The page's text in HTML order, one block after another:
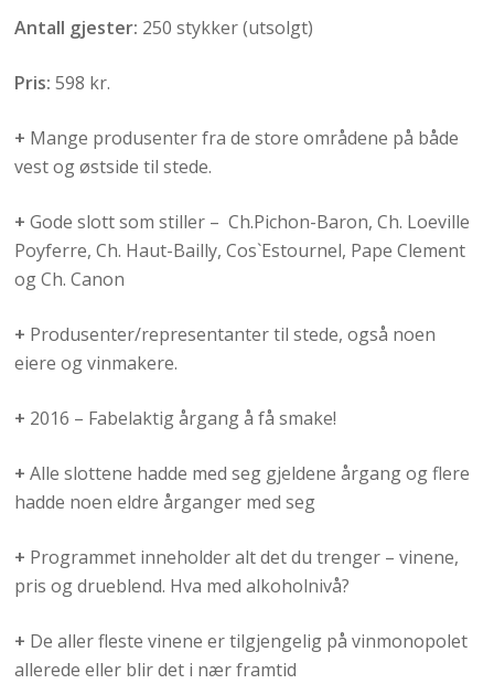
Antall gjester: 250 stykker (utsolgt)
Pris: 598 kr.
+ Mange produsenter fra de store områdene på både
vest og østside til stede.
+Gode slott som stiller – Ch.Pichon-Baron, Ch. Loeville
Poyferre, Ch. Haut-Bailly, Cos`Estournel, Pape Clement
og Ch. Canon
+ Produsenter/representanter til stede, også noen
eiere og vinmakere.
+ 2016 – Fabelaktig årgang å få smake!
+ Alle slottene hadde med seg gjeldene årgang og flere
hadde noen eldre årganger med seg
+ Programmet inneholder alt det du trenger – vinene,
pris og drueblend. Hva med alkoholnivå?
+ De aller fleste vinene er tilgjengelig på vinmonopolet
allerede eller blir det i nær framtid